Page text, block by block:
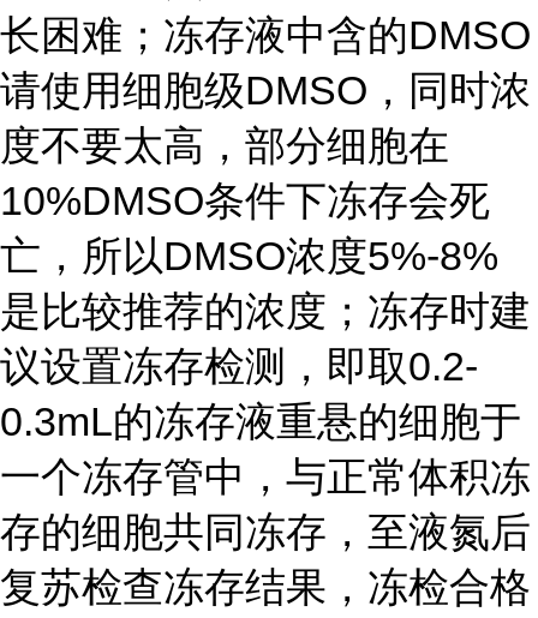
长困难；冻存液中含的DMSO
请使用细胞级DMSO，同时浓
度不要太高，部分细胞在
10%DMSO条件下冻存会死
亡，所以DMSO浓度5%-8%
是比较推荐的浓度；冻存时建
议设置冻存检测，即取0.2-
0.3mL的冻存液重悬的细胞于
一个冻存管中，与正常体积冻
存的细胞共同冻存，至液氮后
复苏检查冻存结果，冻检合格